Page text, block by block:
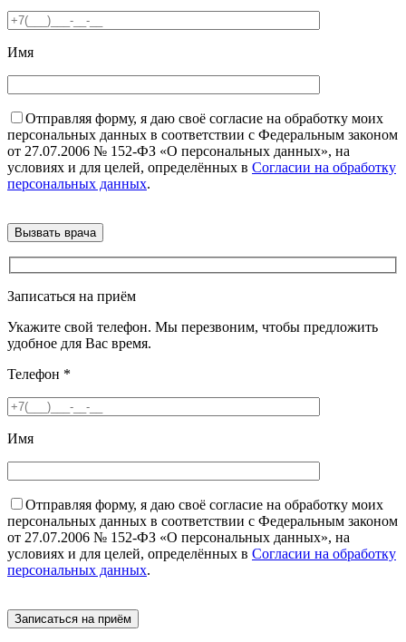
Имя
Отправляя форму, я даю своё согласие на обработку моих
персональных данных в соответствии с Федеральным законом
от 27.07.2006 № 152-ФЗ «О персональных данных», на
условиях и для целей, определённых в Согласии на обработку
персональных данных.
Записаться на приём
Укажите свой телефон. Мы перезвоним, чтобы предложить
удобное для Вас время.
Телефон *
Имя
Отправляя форму, я даю своё согласие на обработку моих
персональных данных в соответствии с Федеральным законом
от 27.07.2006 № 152-ФЗ «О персональных данных», на
условиях и для целей, определённых в Согласии на обработку
персональных данных.